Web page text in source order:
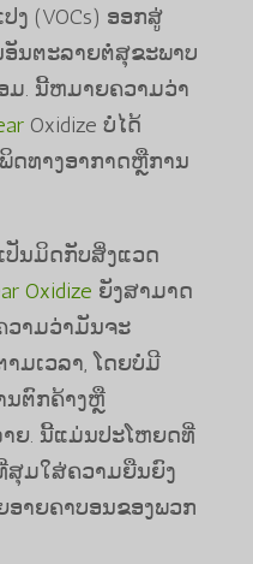
(VOCs) ອອກສູ່
ອັນຕະລາຍຕໍ່ສຸຂະພາບ
ມ. ນີ້ຫມາຍຄວາມວ່າ
Oxidize ບໍ່ໄດ້
ດທາງອາກາດຫຼືການ
ປັນ​ມິດ​ກັບ​ສິ່ງ​ແວດ​
Oxidize ຍັງສາມາດ
າມວ່າມັນຈະ
ມເວລາ, ໂດຍບໍ່ມີ
ນຕົກຄ້າງຫຼື
ຍ. ນີ້ແມ່ນປະໂຫຍດທີ່
ມໃສ່ຄວາມຍືນຍົງ
າຍຄາບອນຂອງພວກ